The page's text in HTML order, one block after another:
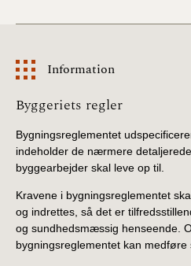
Information
Information
Byggeriets regler
Bygningsreglementet
indeholder de nærmere
byggearbejder skal leve op til.
Kravene i bygningsreglementet
og indrettes, så det er
og sundhedsmæssig henseende.
bygningsreglementet kan medføre